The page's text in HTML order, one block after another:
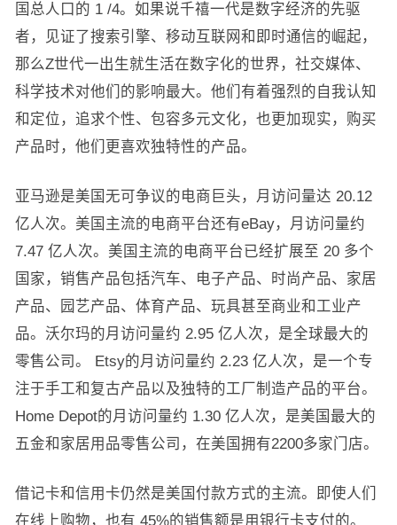
国总人口的 1 /4。如果说千禧一代是数字经济的先驱
者，见证了搜索引擎、移动互联网和即时通信的崛起，
那么Z世代一出生就生活在数字化的世界，社交媒体、
科学技术对他们的影响最大。他们有着强烈的自我认知
和定位，追求个性、包容多元文化，也更加现实，购买
产品时，他们更喜欢独特性的产品。
亚马逊是美国无可争议的电商巨头，月访问量达 20.12
亿人次。美国主流的电商平台还有eBay，月访问量约
7.47 亿人次。美国主流的电商平台已经扩展至 20 多个
国家，销售产品包括汽车、电子产品、时尚产品、家居
产品、园艺产品、体育产品、玩具甚至商业和工业产
品。沃尔玛的月访问量约 2.95 亿人次，是全球最大的
零售公司。 Etsy的月访问量约 2.23 亿人次，是一个专
注于手工和复古产品以及独特的工厂制造产品的平台。
Home Depot的月访问量约 1.30 亿人次，是美国最大的
五金和家居用品零售公司，在美国拥有2200多家门店。
借记卡和信用卡仍然是美国付款方式的主流。即使人们
在线上购物，也有 45%的销售额是用银行卡支付的。